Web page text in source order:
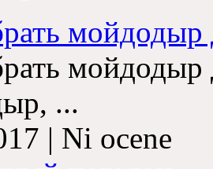
мойдодыр
мойдодыр
, ...
| Ni ocene